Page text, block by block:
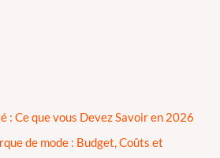
: Ce que vous Devez Savoir en 2026
de mode : Budget, Coûts et